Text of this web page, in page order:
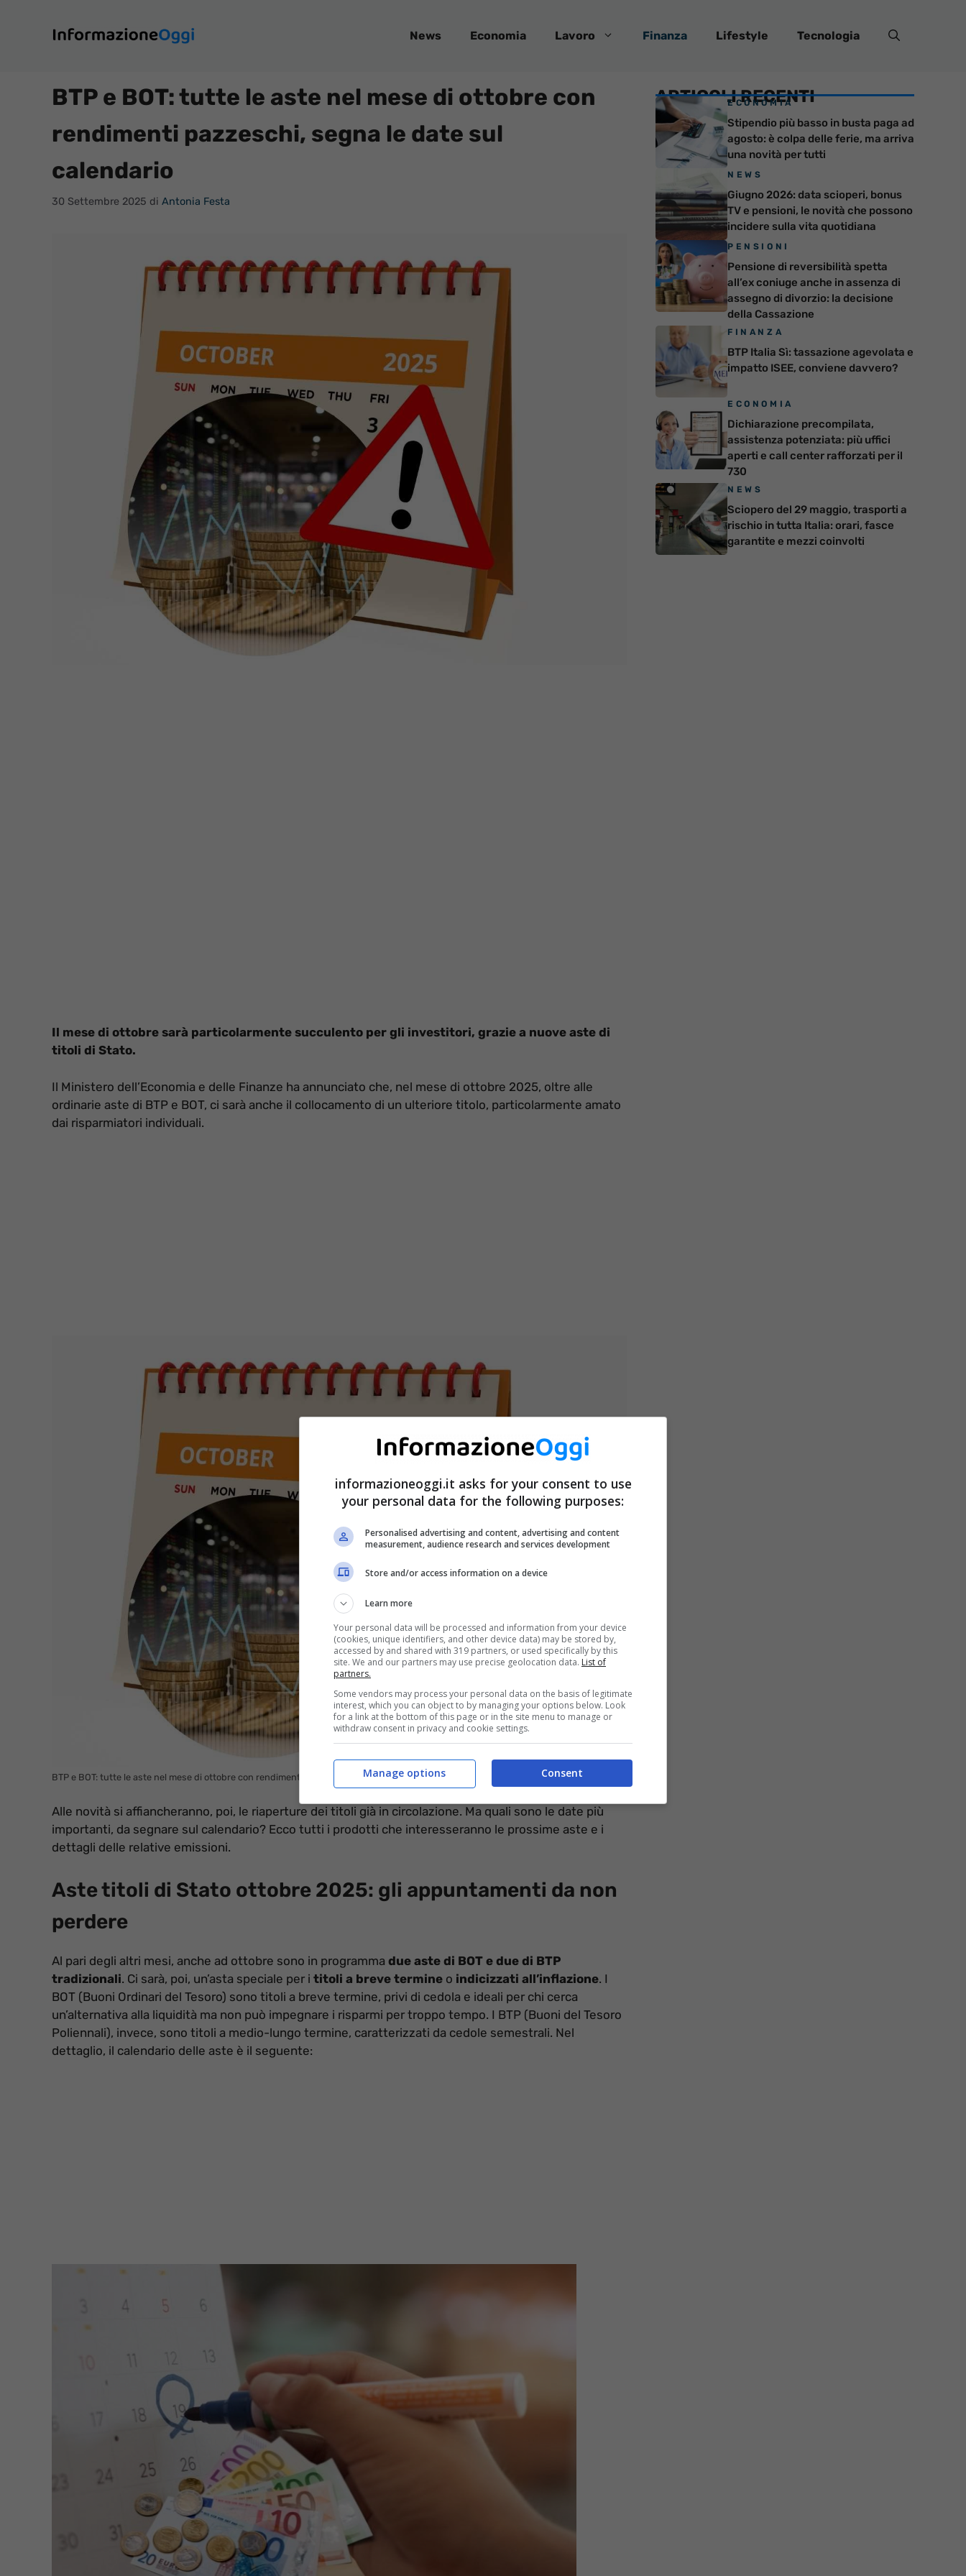
contenuto
News Economia Lavoro Finanza Lifestyle Tecnologia
BTP e BOT: tutte le aste nel mese di ottobre con
rendimenti pazzeschi, segna le date sul
calendario
30 Settembre 2025 di Antonia Festa
Il mese di ottobre sarà particolarmente succulento per gli investitori, grazie a nuove aste di
titoli di Stato.
Il Ministero dell’Economia e delle Finanze ha annunciato che, nel mese di ottobre 2025, oltre alle
ordinarie aste di BTP e BOT, ci sarà anche il collocamento di un ulteriore titolo, particolarmente amato
dai risparmiatori individuali.
BTP e BOT: tutte le aste nel mese di ottobre con rendimenti pazzeschi, segna le date sul calendario (informazioneoggi.it)
Alle novità si affiancheranno, poi, le riaperture dei titoli già in circolazione. Ma quali sono le date più
importanti, da segnare sul calendario? Ecco tutti i prodotti che interesseranno le prossime aste e i
dettagli delle relative emissioni.
Aste titoli di Stato ottobre 2025: gli appuntamenti da non
perdere
Al pari degli altri mesi, anche ad ottobre sono in programma due aste di BOT e due di BTP
tradizionali. Ci sarà, poi, un’asta speciale per i titoli a breve termine o indicizzati all’inflazione. I
BOT (Buoni Ordinari del Tesoro) sono titoli a breve termine, privi di cedola e ideali per chi cerca
un’alternativa alla liquidità ma non può impegnare i risparmi per troppo tempo. I BTP (Buoni del Tesoro
Poliennali), invece, sono titoli a medio-lungo termine, caratterizzati da cedole semestrali. Nel
dettaglio, il calendario delle aste è il seguente:
ARTICOLI RECENTI
ECONOMIA
Stipendio più basso in busta paga ad
agosto: è colpa delle ferie, ma arriva
una novità per tutti
NEWS
Giugno 2026: data scioperi, bonus
TV e pensioni, le novità che possono
incidere sulla vita quotidiana
PENSIONI
Pensione di reversibilità spetta
all’ex coniuge anche in assenza di
assegno di divorzio: la decisione
della Cassazione
FINANZA
BTP Italia Sì: tassazione agevolata e
impatto ISEE, conviene davvero?
ECONOMIA
Dichiarazione precompilata,
assistenza potenziata: più uffici
aperti e call center rafforzati per il
730
NEWS
Sciopero del 29 maggio, trasporti a
rischio in tutta Italia: orari, fasce
garantite e mezzi coinvolti
informazioneoggi.it asks for your consent to use
your personal data for the following purposes:
Personalised advertising and content, advertising and content
measurement, audience research and services development
Store and/or access information on a device
Learn more
Your personal data will be processed and information from your device
(cookies, unique identifiers, and other device data) may be stored by,
accessed by and shared with 319 partners, or used specifically by this
site. We and our partners may use precise geolocation data. List of
partners.
Some vendors may process your personal data on the basis of legitimate
interest, which you can object to by managing your options below. Look
for a link at the bottom of this page or in the site menu to manage or
withdraw consent in privacy and cookie settings.
Consent
Manage options